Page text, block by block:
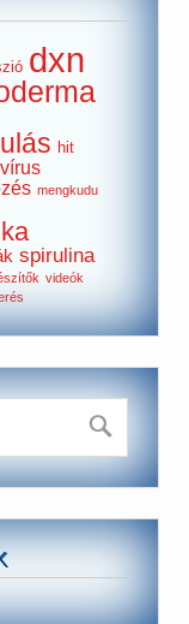
dxn
hit
mengkudu
spirulina
videók